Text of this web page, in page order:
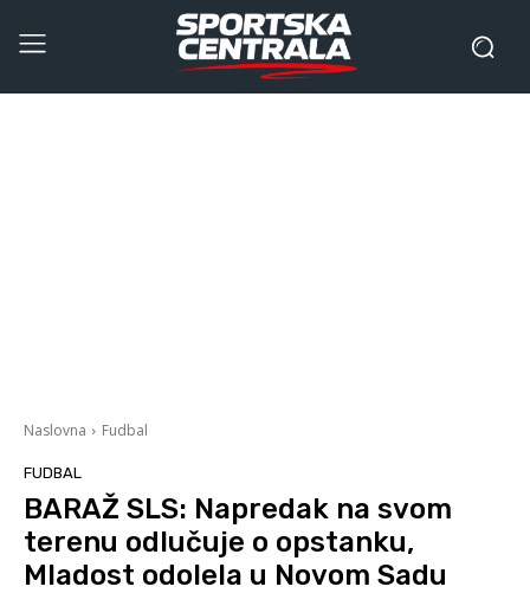
Naslovna Fudbal
FUDBAL
BARAŽ SLS: Napredak na svom
terenu odlučuje o opstanku,
Mladost odolela u Novom Sadu